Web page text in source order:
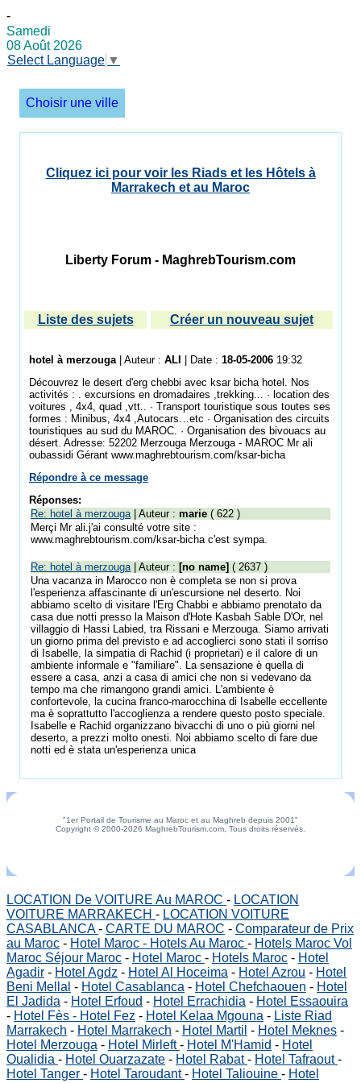
-
Samedi
08 Août 2026
Select Language ▼
Choisir une ville
Cliquez ici pour voir les Riads et les Hôtels à
Marrakech et au Maroc
Liberty Forum - MaghrebTourism.com
Liste des sujets Créer un nouveau sujet
hotel à merzouga| Auteur : ALI | Date : 18-05-2006 19:32
Découvrez le desert d'erg chebbi avec ksar bicha hotel. Nos
activités : . excursions en dromadaires ,trekking... · location des
voitures , 4x4, quad ,vtt.. · Transport touristique sous toutes ses
formes : Minibus, 4x4 ,Autocars…etc · Organisation des circuits
touristiques au sud du MAROC. · Organisation des bivouacs au
désert. Adresse: 52202 Merzouga Merzouga - MAROC Mr ali
oubassidi Gérant www.maghrebtourism.com/ksar-bicha
Répondre à ce message
Réponses:
Re: hotel à merzouga| Auteur : marie ( 622 )
Merçi Mr ali.j'ai consulté votre site :
www.maghrebtourism.com/ksar-bicha c'est sympa.
Re: hotel à merzouga| Auteur : [no name] ( 2637 )
Una vacanza in Marocco non è completa se non si prova
l'esperienza affascinante di un'escursione nel deserto. Noi
abbiamo scelto di visitare l'Erg Chabbi e abbiamo prenotato da
casa due notti presso la Maison d'Hote Kasbah Sable D'Or, nel
villaggio di Hassi Labied, tra Rissani e Merzouga. Siamo arrivati
un giorno prima del previsto e ad accoglierci sono stati il sorriso
di Isabelle, la simpatia di Rachid (i proprietari) e il calore di un
ambiente informale e "familiare". La sensazione è quella di
essere a casa, anzi a casa di amici che non si vedevano da
tempo ma che rimangono grandi amici. L'ambiente è
confortevole, la cucina franco-marocchina di Isabelle eccellente
ma è soprattutto l'accoglienza a rendere questo posto speciale.
Isabelle e Rachid organizzano bivacchi di uno o più giorni nel
deserto, a prezzi molto onesti. Noi abbiamo scelto di fare due
notti ed è stata un'esperienza unica
"1er Portail de Tourisme au Maroc et au Maghreb depuis 2001"
Copyright © 2000-2026 MaghrebTourism.com, Tous droits réservés.
LOCATION De VOITURE Au MAROC - LOCATION
VOITURE MARRAKECH - LOCATION VOITURE
CASABLANCA- CARTE DU MAROC - Comparateur de Prix
au Maroc - Hotel Maroc - Hotels Au Maroc - Hotels Maroc Vol
Maroc Séjour Maroc - Hotel Maroc - Hotels Maroc - Hotel
Agadir - Hotel Agdz - Hotel Al Hoceima - Hotel Azrou - Hotel
Beni Mellal - Hotel Casablanca - Hotel Chefchaouen - Hotel
El Jadida - Hotel Erfoud - Hotel Errachidia - Hotel Essaouira
- Hotel Fès - Hotel Fez - Hotel Kelaa Mgouna - Liste Riad
Marrakech - Hotel Marrakech - Hotel Martil - Hotel Meknes -
Hotel Merzouga - Hotel Mirleft- Hotel M'Hamid - Hotel
Oualidia - Hotel Ouarzazate - Hotel Rabat- Hotel Tafraout-
Hotel Tanger - Hotel Taroudant- Hotel Taliouine - Hotel